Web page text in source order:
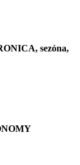
sezóna,